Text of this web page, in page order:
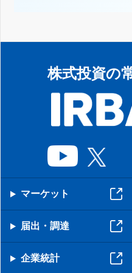
株式投資の
マーケット
届出・調達
企業統計